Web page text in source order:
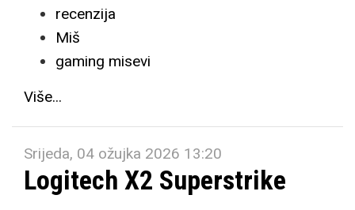
recenzija
Miš
gaming misevi
Više...
Srijeda, 04 ožujka 2026 13:20
Logitech X2 Superstrike